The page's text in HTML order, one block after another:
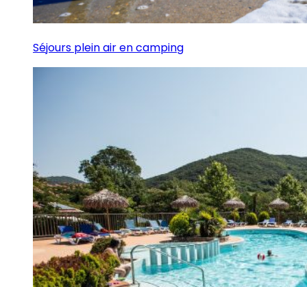
Séjours plein air en camping